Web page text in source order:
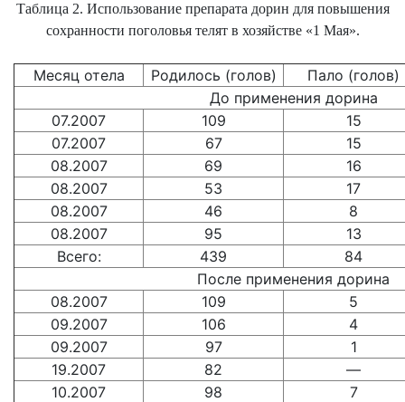
Таблица 2. Использование препарата дорин для повышения
сохранности поголовья телят в хозяйстве «1 Мая».
Месяц отела Родилось (голов)
Пало (голов)
До применения дорина
07.2007
109
15
07.2007
67
15
08.2007
69
16
08.2007
53
17
08.2007
46
8
08.2007
95
13
Всего:
439
84
После применения дорина
08.2007
109
5
09.2007
106
4
09.2007
97
1
19.2007
82
—
10.2007
98
7